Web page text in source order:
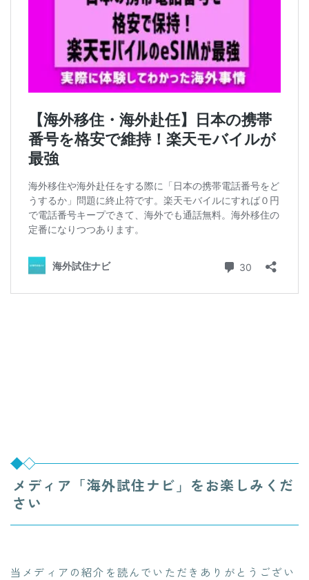
メディア「海外試住ナビ」をお楽しみくだ
さい
当メディアの紹介を読んでいただきありがとうござい